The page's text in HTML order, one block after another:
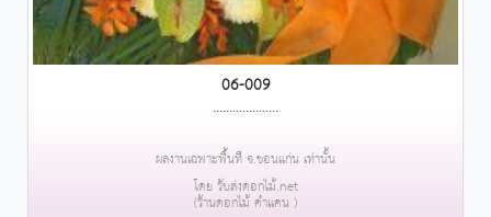
06-009
....................
ผลงานเฉพาะพื้นที่ จ.ขอนแก่น เท่านั้น
โดย รับส่งดอกไม้.net
(ร้านดอกไม้ คำแคน )